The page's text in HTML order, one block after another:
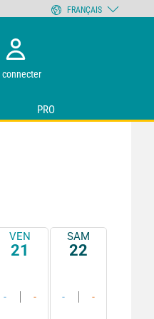
connecter
PRO
VEN
21
- -
SAM
22
- -
FRANÇAIS